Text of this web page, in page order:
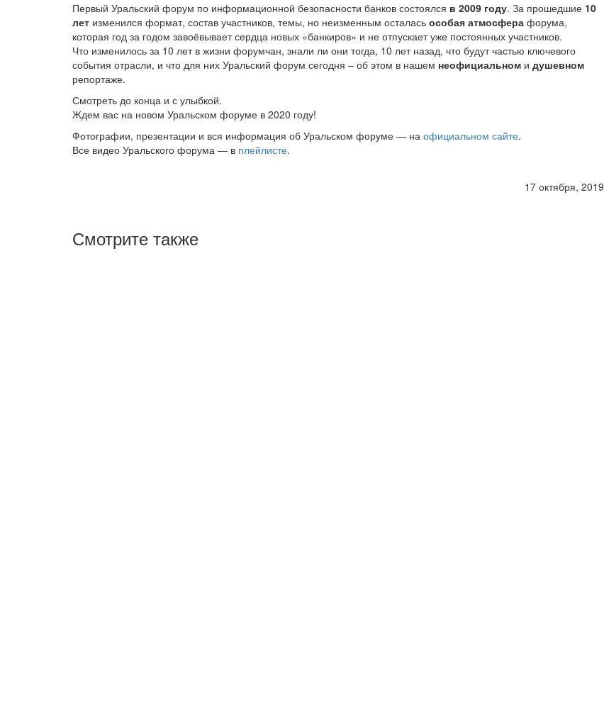
Первый Уральский форум по информационной безопасности банков состоялся в 2009 году. За прошедшие 10
лет изменился формат, состав участников, темы, но неизменным осталась особая атмосфера форума,
которая год за годом завоёвывает сердца новых «банкиров» и не отпускает уже постоянных участников.
Что изменилось за 10 лет в жизни форумчан, знали ли они тогда, 10 лет назад, что будут частью ключевого
события отрасли, и что для них Уральский форум сегодня – об этом в нашем неофициальном и душевном
репортаже.
Смотреть до конца и с улыбкой.
Ждем вас на новом Уральском форуме в 2020 году!
Фотографии, презентации и вся информация об Уральском форуме — на официальном сайте.
Все видео Уральского форума — в плейлисте.
17 октября, 2019
Смотрите также